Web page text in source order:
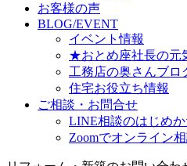
お客様の声
BLOG/EVENT
イベント情報
★おとめ座社長の元
工務店の奥さんブロ
住宅お役立ち情報
ご相談・お問合せ
LINE相談のはじめか
Zoomでオンライン